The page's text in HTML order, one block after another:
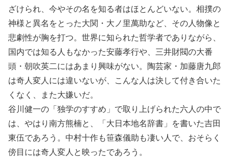
ざけられ、今やその名を知る者はほとんどいない。相撲の
神様と異名をとった大関・大ノ里萬助など、その人物像と
悲劇性が胸を打つ。世界に知られた哲学者でありながら、
国内では知る人もなかった安藤孝行や、三井財閥の大番
頭・朝吹英二にはあまり興味がない。陶芸家・加藤唐九郎
は奇人変人には違いないが、こんな人は決して付き合いた
くなく、また大嫌いだ。
谷川健一の「独学のすすめ」で取り上げられた六人の中で
は、やはり南方熊楠と、「大日本地名辞書」を書いた吉田
東伍であろう。中村十作も笹森儀助も凄い人で、おそらく
傍目には奇人変人と映ったであろう。